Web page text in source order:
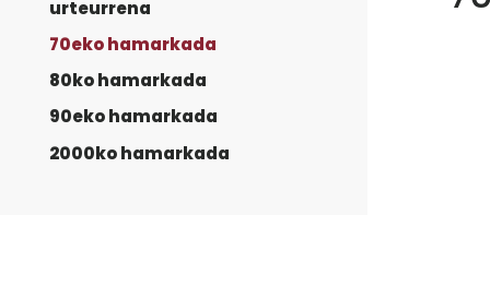
urteurrena
70eko hamarkada
80ko hamarkada
90eko hamarkada
2000ko hamarkada